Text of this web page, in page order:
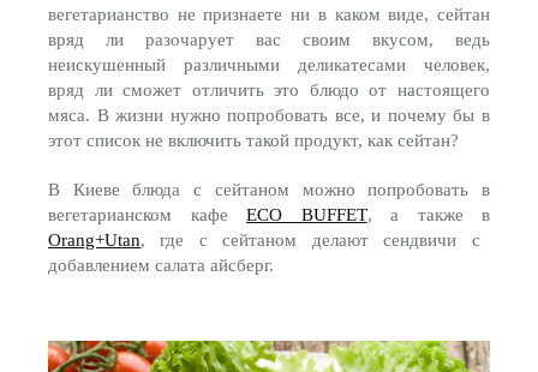
вегетарианство не признаете ни в каком виде, сейтан
вряд ли разочарует вас своим вкусом, ведь
неискушенный различными деликатесами человек,
вряд ли сможет отличить это блюдо от настоящего
мяса. В жизни нужно попробовать все, и почему бы в
этот список не включить такой продукт, как сейтан?
В Киеве блюда с сейтаном можно попробовать в
вегетарианском кафе ECO BUFFET, а также в
Orang+Utan, где с сейтаном делают сендвичи с
добавлением салата айсберг.